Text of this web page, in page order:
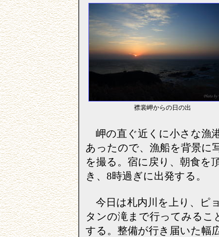
襟裳岬からの日の出
岬の直ぐ近くに小さな漁
あったので、漁船を背景に
を撮る。宿に戻り、朝食を
き、8時過ぎに出発する。
今日は札内川を上り、ピ
タンの滝まで行ってみるこ
する。整備が行き届いた幅